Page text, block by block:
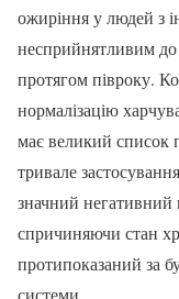
ожиріння у людей з
несприйнятливим до
протягом півроку.
нормалізацію
має великий список
тривале
значний негативний
спричиняючи стан
протипоказаний за
системи.